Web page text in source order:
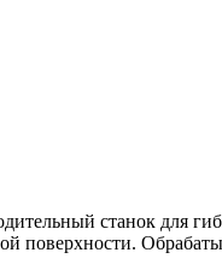
станок для
поверхности.